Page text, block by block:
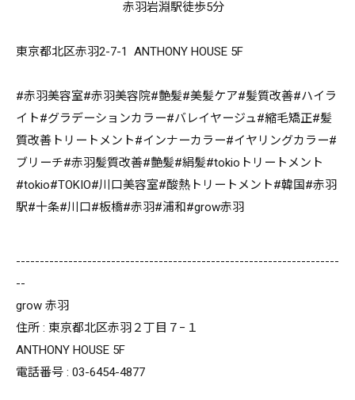
赤羽岩淵駅徒歩5分
東京都北区赤羽2-7-1 ANTHONY HOUSE 5F
#赤羽美容室#赤羽美容院#艶髪#美髪ケア#髪質改善#ハイラ
イト#グラデーションカラー#バレイヤージュ#縮毛矯正#髪
質改善トリートメント#インナーカラー#イヤリングカラー#
ブリーチ#赤羽髪質改善#艶髪#絹髪#tokioトリートメント
#tokio#TOKIO#川口美容室#酸熱トリートメント#韓国#赤羽
駅#十条#川口#板橋#赤羽#浦和#grow赤羽
--------------------------------------------------------------------
--
grow 赤羽
住所 : 東京都北区赤羽２丁目７−１
ANTHONY HOUSE 5F
電話番号 : 03-6454-4877